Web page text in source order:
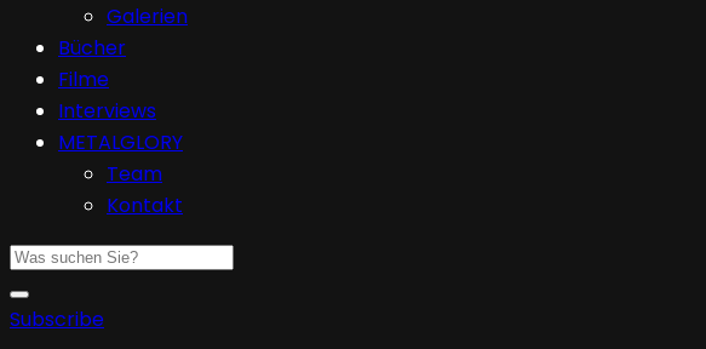
Galerien
Bücher
Filme
Interviews
METALGLORY
Team
Kontakt
Subscribe